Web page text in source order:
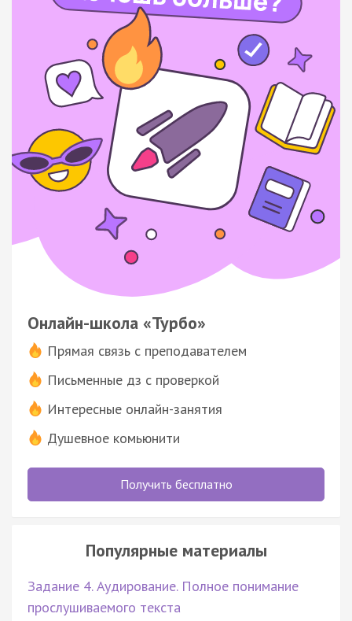
Онлайн-школа «Турбо»
Прямая связь с преподавателем
Письменные дз с проверкой
Интересные онлайн-занятия
Душевное комьюнити
Получить бесплатно
Популярные материалы
Задание 4. Аудирование. Полное понимание
прослушиваемого текста